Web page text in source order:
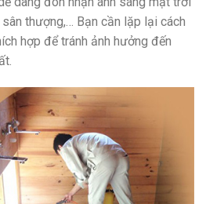
thượng,… Bạn cần lặp lại cách
hợp để tránh ảnh hưởng đến